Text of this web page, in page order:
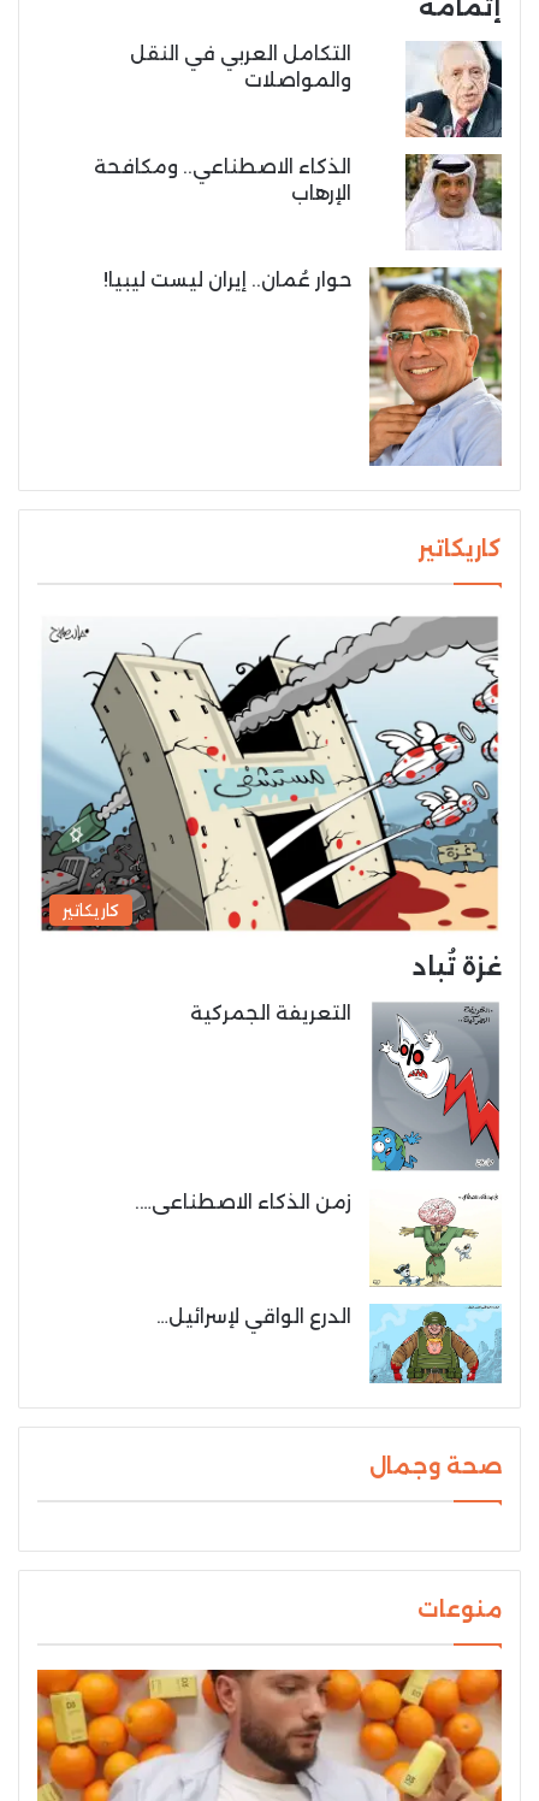
إتمامه
التكامل العربي في النقل
والمواصلات
الذكاء الاصطناعي.. ومكافحة
الإرهاب
حوار عُمان.. إيران ليست ليبيا!
كاريكاتير
كاريكاتير
غزة تُباد
التعريفة الجمركية
زمن الذكاء الاصطناعى….
الدرع الواقي لإسرائيل…
صحة وجمال
منوعات